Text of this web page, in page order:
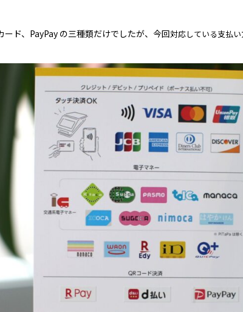
ド、PayPay の三種類だけでしたが、今回対応している支払